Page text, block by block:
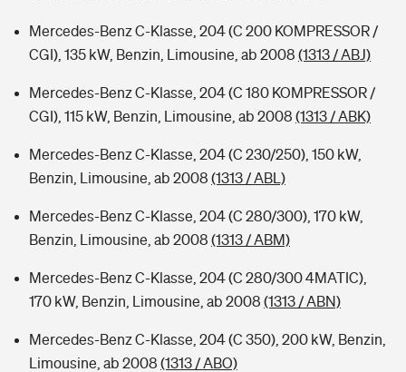
Mercedes-Benz C-Klasse, 204 (C 200 KOMPRESSOR /
CGI), 135 kW, Benzin, Limousine, ab 2008 (1313 / ABJ)
Mercedes-Benz C-Klasse, 204 (C 180 KOMPRESSOR /
CGI), 115 kW, Benzin, Limousine, ab 2008 (1313 / ABK)
Mercedes-Benz C-Klasse, 204 (C 230/250), 150 kW,
Benzin, Limousine, ab 2008 (1313 / ABL)
Mercedes-Benz C-Klasse, 204 (C 280/300), 170 kW,
Benzin, Limousine, ab 2008 (1313 / ABM)
Mercedes-Benz C-Klasse, 204 (C 280/300 4MATIC),
170 kW, Benzin, Limousine, ab 2008 (1313 / ABN)
Mercedes-Benz C-Klasse, 204 (C 350), 200 kW, Benzin,
Limousine, ab 2008 (1313 / ABO)